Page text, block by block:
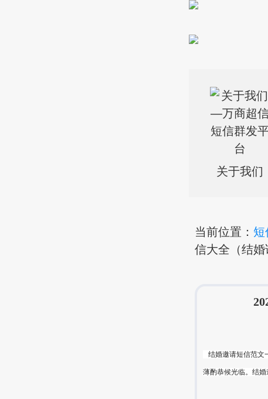
关于我们
当前位置： 短
信大全（结婚
结婚邀请短信范文
薄酌恭候光临。结婚